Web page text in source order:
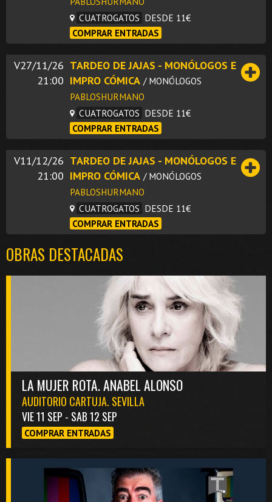
CUATROGATOS DESDE 11€
COMPRAR ENTRADAS
V27/11/26
21:00
TARDEO DE JAJAS - MONÓLOGOS E
IMPRO CÓMICA / MONÓLOGOS
PABLOSHURMANO
CUATROGATOS DESDE 11€
COMPRAR ENTRADAS
V11/12/26
21:00
TARDEO DE JAJAS - MONÓLOGOS E
IMPRO CÓMICA / MONÓLOGOS
PABLOSHURMANO
CUATROGATOS DESDE 11€
COMPRAR ENTRADAS
OBRAS DESTACADAS
LA MUJER ROTA. ANABEL ALONSO
AUDITORIO CARTUJA. SEVILLA
VIE 11 SEP - SAB 12 SEP
COMPRAR ENTRADAS